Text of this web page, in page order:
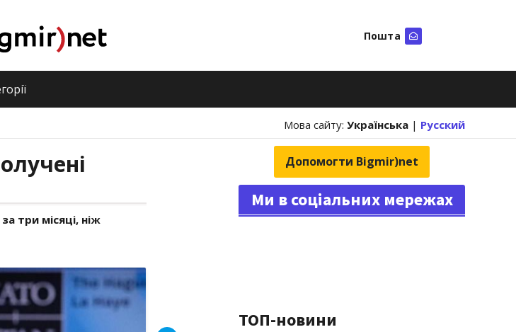
Пошта
Мова сайту: Українська | Русский
три місяці, ніж
Допомогти Bigmir)net
Ми в соціальних мережах
ТОП-новини